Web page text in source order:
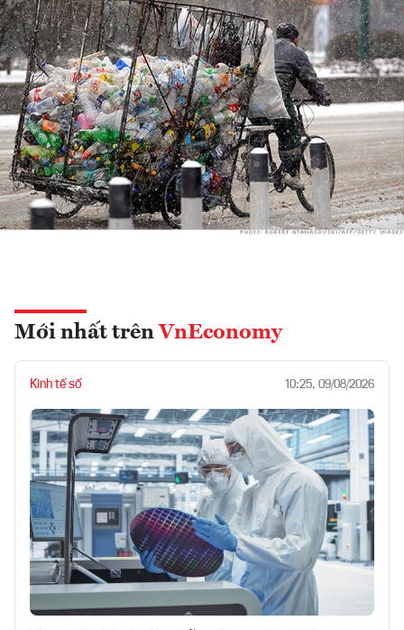
Mới nhất trên VnEconomy
Kinh tế số 10:25, 09/08/2026